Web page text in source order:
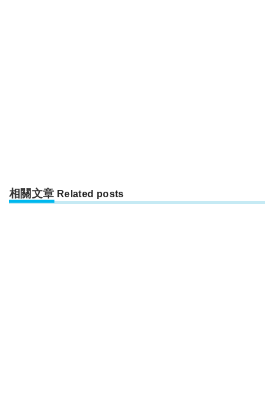
相關文章 Related posts